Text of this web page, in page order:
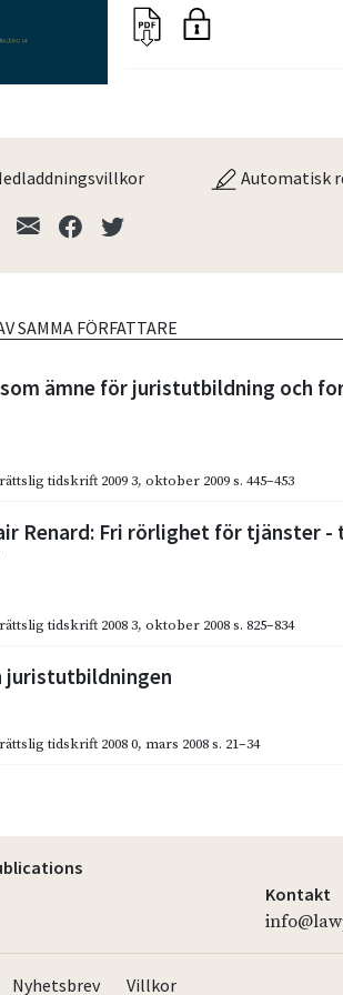
Automatisk
SAMMA FÖRFATTARE
ämne för juristutbildning och
tidskrift 2009 3,oktober 2009 s. 445–453
Renard: Fri rörlighet för tjänster
tidskrift 2008 3,oktober 2008 s. 825–834
juristutbildningen
tidskrift 2008 0, mars 2008 s. 21–34
Kontakt
Nyhetsbrev Villkor